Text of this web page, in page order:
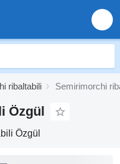
ribaltabili Semirimorchi
Özgül
Özgül